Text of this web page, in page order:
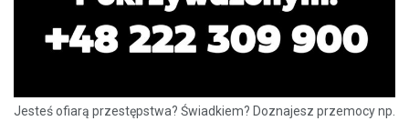
Jesteś ofiarą przestępstwa? Świadkiem? Doznajesz przemocy np.